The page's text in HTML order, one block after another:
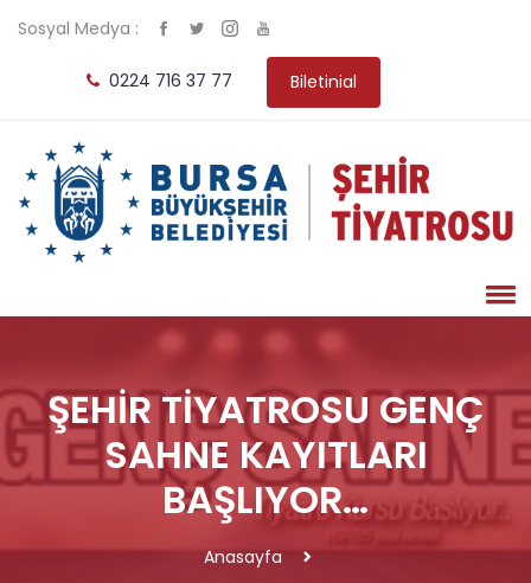
Sosyal Medya :
0224 716 37 77 Biletinial
ŞEHİR TİYATROSU GENÇ
SAHNE KAYITLARI
BAŞLIYOR…
Anasayfa